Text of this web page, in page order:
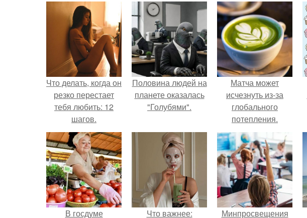
Что делать, когда он
резко перестает
тебя любить: 12
шагов.
Половина людей на
планете оказалась
"Голубями".
Матча может
исчезнуть из-за
глобального
потепления.
В госдуме Что важнее: Минпросвещения